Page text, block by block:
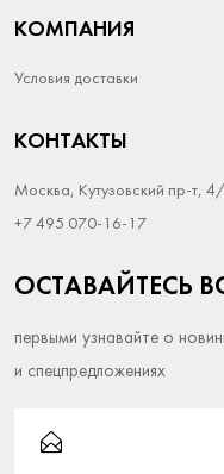
КОМПАНИЯ
Условия доставки
КОНТАКТЫ
Москва, Кутузовский пр-т,
+7 495 070-16-17
ОСТАВАЙТЕСЬ
первыми узнавайте о
и спецпредложениях